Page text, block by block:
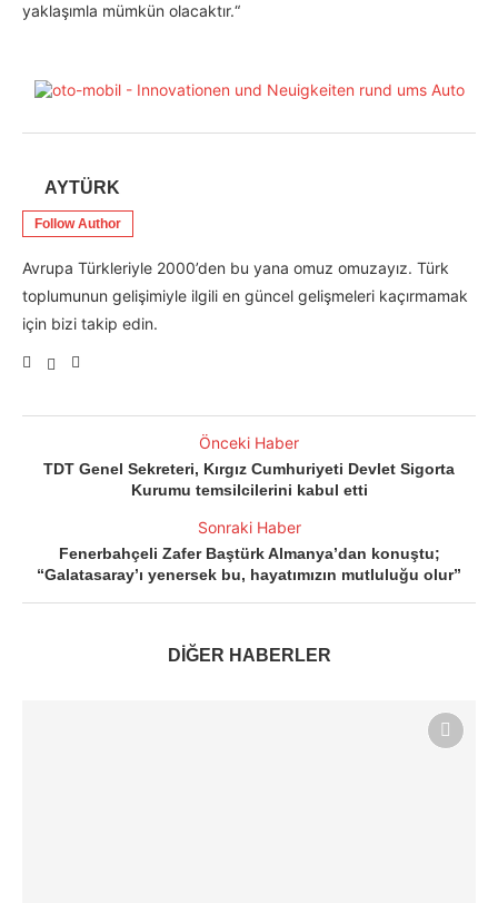
yaklaşımla mümkün olacaktır.“
AYTÜRK
Follow Author
Avrupa Türkleriyle 2000’den bu yana omuz omuzayız. Türk
toplumunun gelişimiyle ilgili en güncel gelişmeleri kaçırmamak
için bizi takip edin.
Önceki Haber
TDT Genel Sekreteri, Kırgız Cumhuriyeti Devlet Sigorta
Kurumu temsilcilerini kabul etti
Sonraki Haber
Fenerbahçeli Zafer Baştürk Almanya’dan konuştu;
“Galatasaray’ı yenersek bu, hayatımızın mutluluğu olur”
DİĞER HABERLER